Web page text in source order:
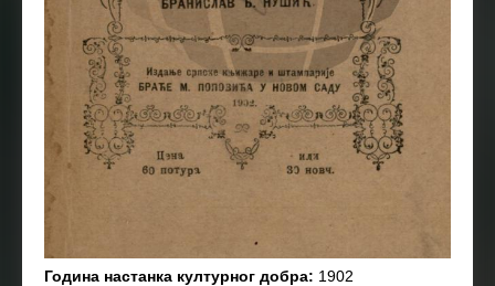
Година настанка културног добра: 1902